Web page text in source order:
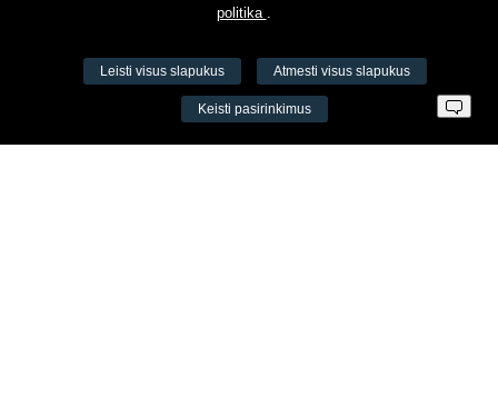
VŠĮ Fitneso mokymo centras AEROMIX
politika .
Leisti visus slapukus Atmesti visus slapukus
Keisti pasirinkimus